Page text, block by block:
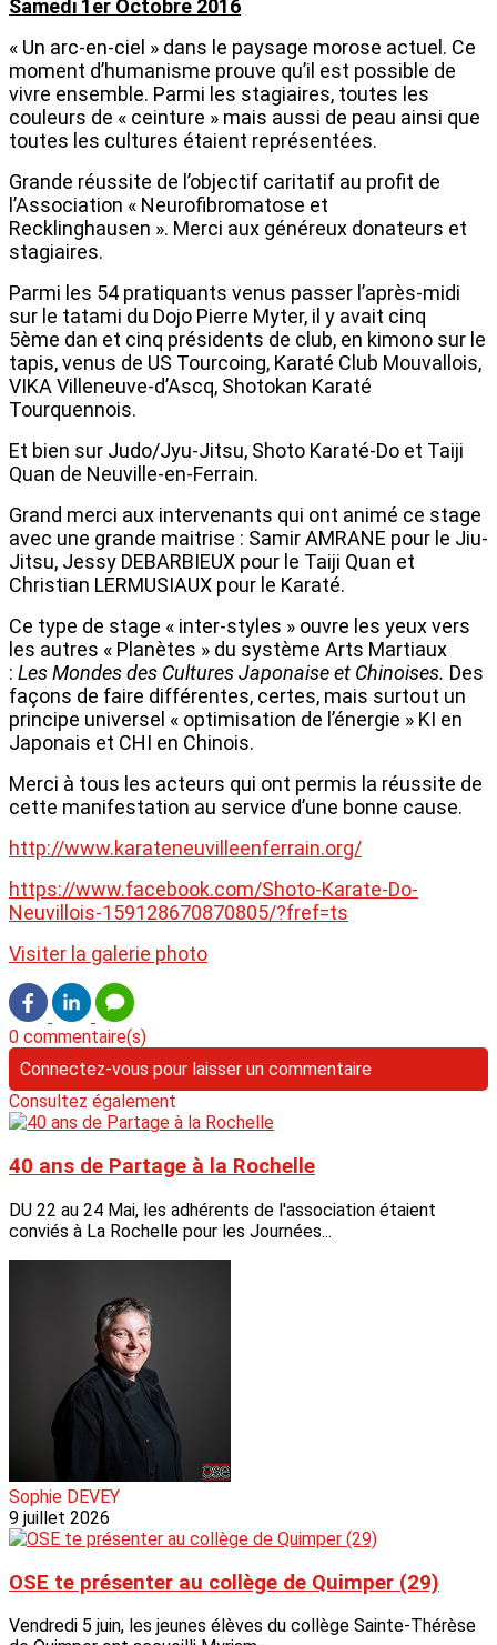
Samedi 1er Octobre 2016
« Un arc-en-ciel » dans le paysage morose actuel. Ce
moment d’humanisme prouve qu’il est possible de
vivre ensemble. Parmi les stagiaires, toutes les
couleurs de « ceinture » mais aussi de peau ainsi que
toutes les cultures étaient représentées.
Grande réussite de l’objectif caritatif au profit de
l’Association « Neurofibromatose et
Recklinghausen ». Merci aux généreux donateurs et
stagiaires.
Parmi les 54 pratiquants venus passer l’après-midi
sur le tatami du Dojo Pierre Myter, il y avait cinq
5ème dan et cinq présidents de club, en kimono sur le
tapis, venus de US Tourcoing, Karaté Club Mouvallois,
VIKA Villeneuve-d’Ascq, Shotokan Karaté
Tourquennois.
Et bien sur Judo/Jyu-Jitsu, Shoto Karaté-Do et Taiji
Quan de Neuville-en-Ferrain.
Grand merci aux intervenants qui ont animé ce stage
avec une grande maitrise : Samir AMRANE pour le Jiu-
Jitsu, Jessy DEBARBIEUX pour le Taiji Quan et
Christian LERMUSIAUX pour le Karaté.
Ce type de stage « inter-styles » ouvre les yeux vers
les autres « Planètes » du système Arts Martiaux
: Les Mondes des Cultures Japonaise et Chinoises. Des
façons de faire différentes, certes, mais surtout un
principe universel « optimisation de l’énergie » KI en
Japonais et CHI en Chinois.
Merci à tous les acteurs qui ont permis la réussite de
cette manifestation au service d’une bonne cause.
http://www.karateneuvilleenferrain.org/
https://www.facebook.com/Shoto-Karate-Do-
Neuvillois-159128670870805/?fref=ts
Visiter la galerie photo
0 commentaire(s)
Connectez-vous pour laisser un commentaire
Consultez également
40 ans de Partage à la Rochelle
DU 22 au 24 Mai, les adhérents de l'association étaient
conviés à La Rochelle pour les Journées...
Sophie DEVEY
9 juillet 2026
OSE te présenter au collège de Quimper (29)
Vendredi 5 juin, les jeunes élèves du collège Sainte-Thérèse